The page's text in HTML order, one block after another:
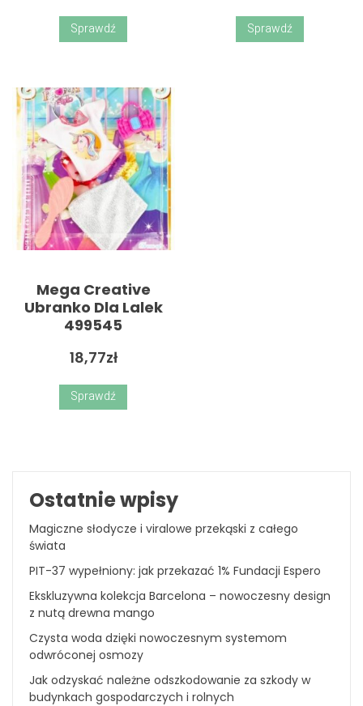
Sprawdź Sprawdź
Mega Creative
Ubranko Dla Lalek
499545
18,77zł
Sprawdź
Ostatnie wpisy
Magiczne słodycze i viralowe przekąski z całego
świata
PIT-37 wypełniony: jak przekazać 1% Fundacji Espero
Ekskluzywna kolekcja Barcelona – nowoczesny design
z nutą drewna mango
Czysta woda dzięki nowoczesnym systemom
odwróconej osmozy
Jak odzyskać należne odszkodowanie za szkody w
budynkach gospodarczych i rolnych